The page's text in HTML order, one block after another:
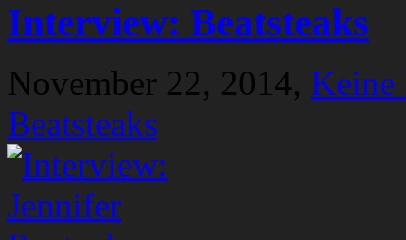
Interview: Beatsteaks
November 22, 2014, Keine
Beatsteaks